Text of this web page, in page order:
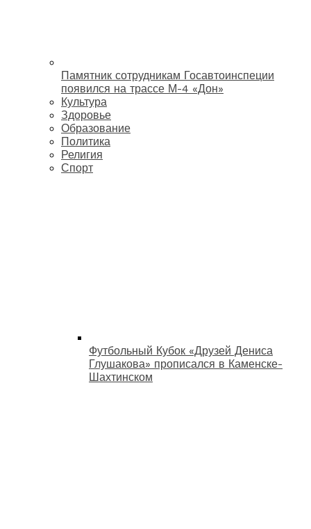
Памятник сотрудникам Госавтоинспеции
появился на трассе М-4 «Дон»
Культура
Здоровье
Образование
Политика
Религия
Спорт
Футбольный Кубок «Друзей Дениса
Глушакова» прописался в Каменске-
Шахтинском